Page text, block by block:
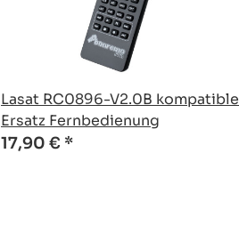
Lasat RC0896-V2.0B kompatible
Ersatz Fernbedienung
17,90 € *